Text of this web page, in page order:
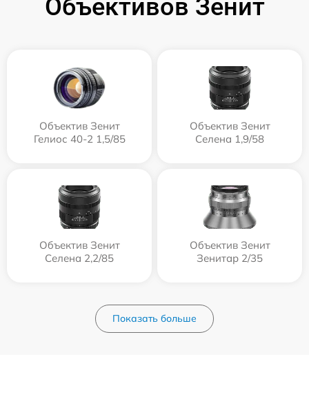
Объективов Зенит
Объектив Зенит
Гелиос 40-2 1,5/85
Объектив Зенит
Селена 1,9/58
Объектив Зенит
Селена 2,2/85
Объектив Зенит
Зенитар 2/35
Показать больше